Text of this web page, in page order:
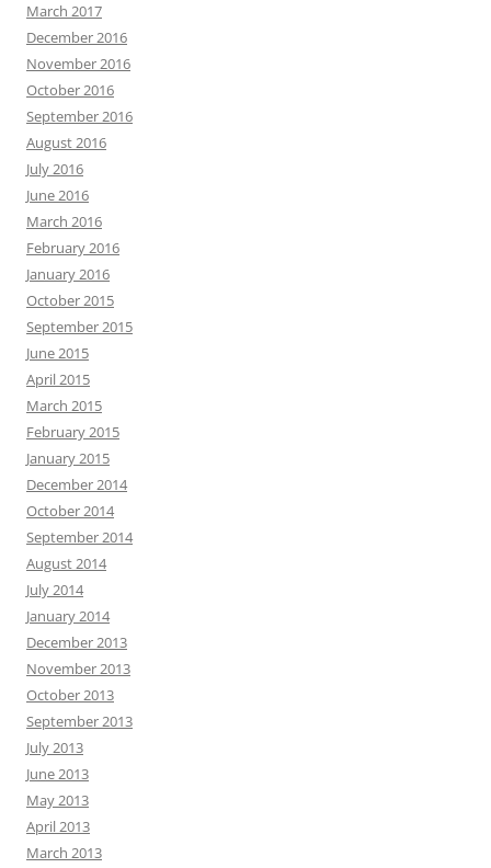
March 2017
December 2016
November 2016
October 2016
September 2016
August 2016
July 2016
June 2016
March 2016
February 2016
January 2016
October 2015
September 2015
June 2015
April 2015
March 2015
February 2015
January 2015
December 2014
October 2014
September 2014
August 2014
July 2014
January 2014
December 2013
November 2013
October 2013
September 2013
July 2013
June 2013
May 2013
April 2013
March 2013